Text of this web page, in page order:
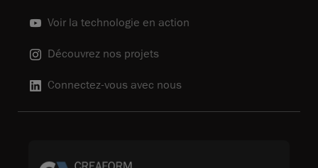
Voir la technologie en action
Découvrez nos projets
Connectez-vous avec nous